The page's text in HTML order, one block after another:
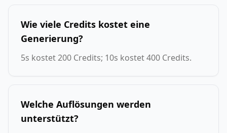
Wie viele Credits kostet eine
Generierung?
5s kostet 200 Credits; 10s kostet 400 Credits.
Welche Auflösungen werden
unterstützt?